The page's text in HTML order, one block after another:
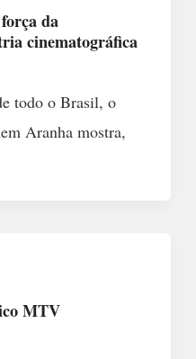
da
cinematográfica
todo o Brasil, o
Aranha mostra,
MTV